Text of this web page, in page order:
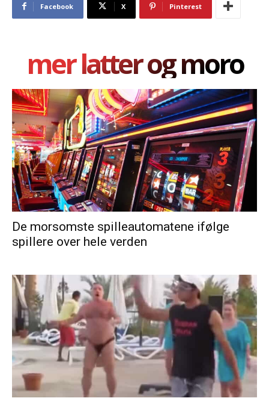
Facebook X Pinterest
mer latter og moro
De morsomste spilleautomatene ifølge
spillere over hele verden